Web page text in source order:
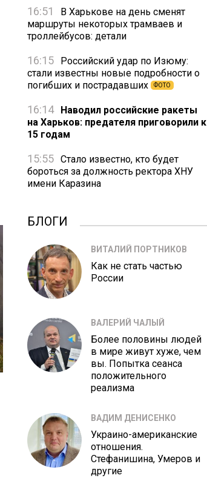
16:51
В Харькове на день сменят
маршруты некоторых трамваев и
троллейбусов: детали
16:15
Российский удар по Изюму:
стали известны новые подробности о
погибших и пострадавших
ФОТО
16:14
Наводил российские ракеты
на Харьков: предателя приговорили к
15 годам
15:55 Стало известно, кто будет
бороться за должность ректора ХНУ
имени Каразина
БЛОГИ
ВИТАЛИЙ ПОРТНИКОВ
Как не стать частью
России
ВАЛЕРИЙ ЧАЛЫЙ
Более половины людей
в мире живут хуже, чем
вы. Попытка сеанса
положительного
реализма
ВАДИМ ДЕНИСЕНКО
Украино-американские
отношения.
Стефанишина, Умеров и
другие